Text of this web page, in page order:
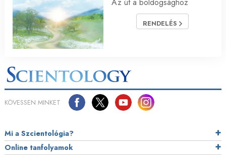
Az út a boldogsághoz
RENDELÉS
KÖVESSEN MINKET
Mi a Szcientológia?
Online tanfolyamok